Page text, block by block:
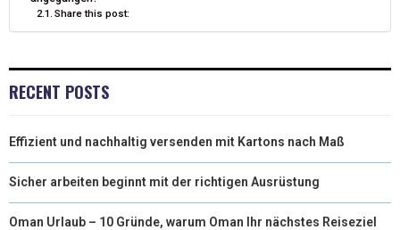
E
R
)
K S
T
N
Share this post:
RECENT POSTS
Effizient und nachhaltig versenden mit Kartons nach Maß
Sicher arbeiten beginnt mit der richtigen Ausrüstung
Oman Urlaub – 10 Gründe, warum Oman Ihr nächstes Reiseziel